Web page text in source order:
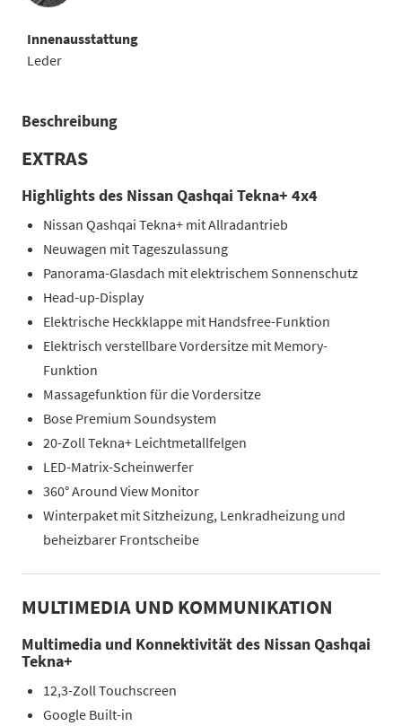
Innenausstattung
Leder
Beschreibung
EXTRAS
Highlights des Nissan Qashqai Tekna+ 4x4
Nissan Qashqai Tekna+ mit Allradantrieb
Neuwagen mit Tageszulassung
Panorama-Glasdach mit elektrischem Sonnenschutz
Head-up-Display
Elektrische Heckklappe mit Handsfree-Funktion
Elektrisch verstellbare Vordersitze mit Memory-
Funktion
Massagefunktion für die Vordersitze
Bose Premium Soundsystem
20-Zoll Tekna+ Leichtmetallfelgen
LED-Matrix-Scheinwerfer
360° Around View Monitor
Winterpaket mit Sitzheizung, Lenkradheizung und
beheizbarer Frontscheibe
MULTIMEDIA UND KOMMUNIKATION
Multimedia und Konnektivität des Nissan Qashqai
Tekna+
12,3-Zoll Touchscreen
Google Built-in